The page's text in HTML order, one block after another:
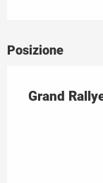
Posizione
Grand